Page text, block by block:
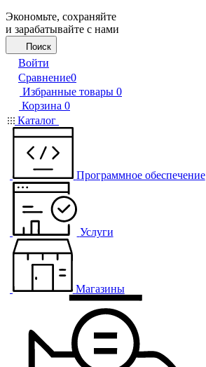
Экономьте, сохраняйте
и зарабатывайте с нами
Поиск
Войти
Сравнение0
Избранные товары 0
Корзина 0
Каталог
Программное обеспечение
Услуги
Магазины